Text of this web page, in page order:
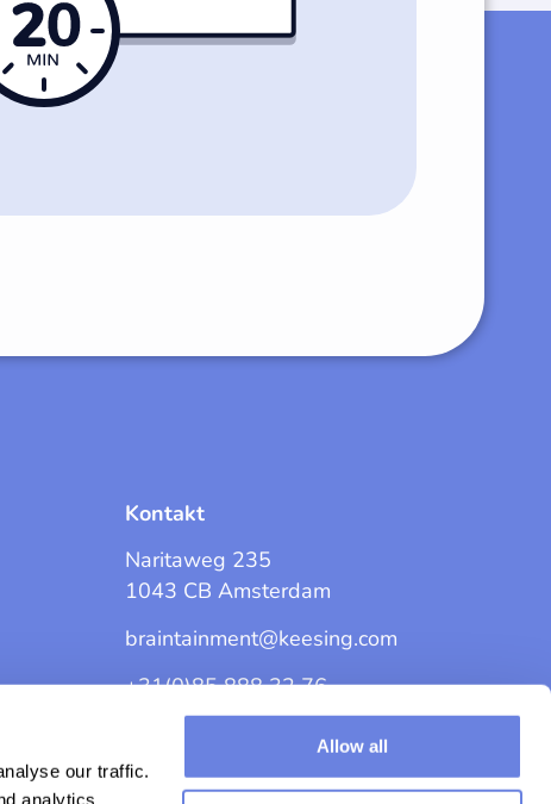
our traffic.
analytics
Allow all
Kontakt
Naritaweg 235
1043 CB Amsterdam
braintainment@keesing.com
+31(0)85 888 32 76